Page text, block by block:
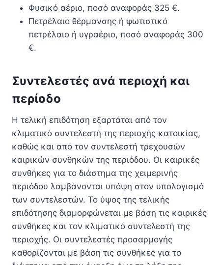
Φυσικό αέριο, ποσό αναφοράς 325 €.
Πετρέλαιο θέρμανσης ή φωτιστικό
πετρέλαιο ή υγραέριο, ποσό αναφοράς 300
€.
Συντελεστές ανά περιοχή και
περίοδο
Η τελική επιδότηση εξαρτάται από τον
κλιματικό συντελεστή της περιοχής κατοικίας,
καθώς και από τον συντελεστή τρεχουσών
καιρικών συνθηκών της περιόδου. Οι καιρικές
συνθήκες για το διάστημα της χειμερινής
περιόδου λαμβάνονται υπόψη στον υπολογισμό
των συντελεστών. Το ύψος της τελικής
επιδότησης διαμορφώνεται με βάση τις καιρικές
συνθήκες και τον κλιματικό συντελεστή της
περιοχής. Οι συντελεστές προσαρμογής
καθορίζονται με βάση τις συνθήκες για το